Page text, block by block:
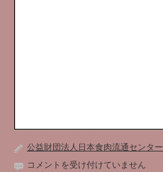
公益財団法人日本食肉流通センター
コメントを受け付けていません